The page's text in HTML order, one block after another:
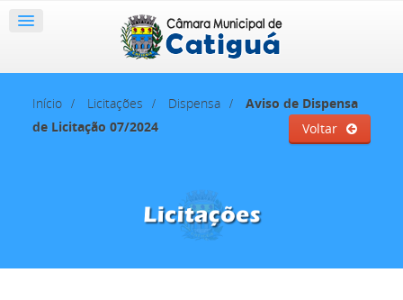
Início Licitações Dispensa
Aviso de Dispensa
de Licitação 07/2024
Voltar